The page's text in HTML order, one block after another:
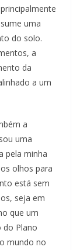
uma
do solo.
a
da
a um
a
uma
pela minha
olhos para
está sem
seja em
que um
do Plano
mundo no